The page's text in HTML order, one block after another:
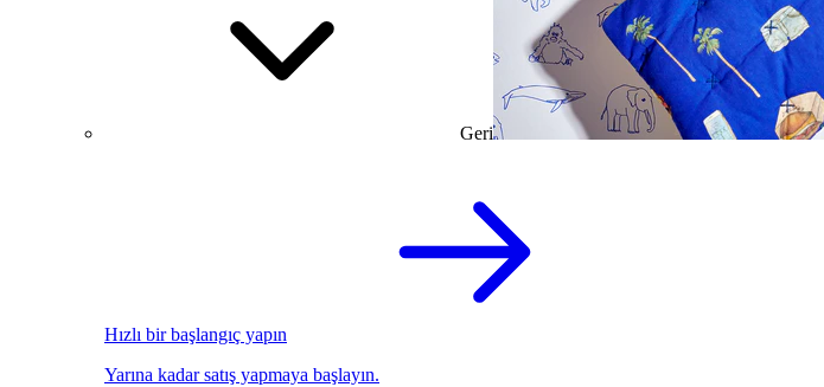
Geri
Hızlı bir başlangıç yapın
Yarına kadar satış yapmaya başlayın.